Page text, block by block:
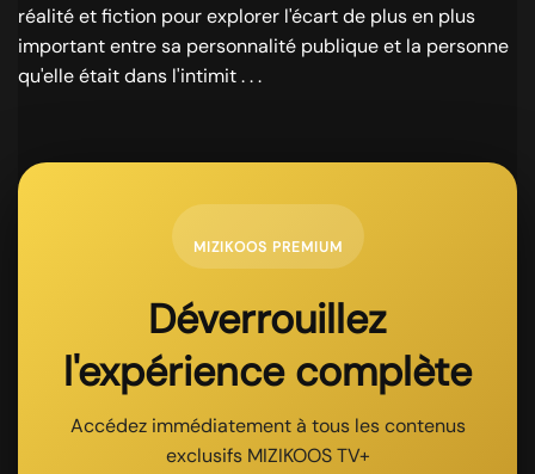
réalité et fiction pour explorer l'écart de plus en plus
important entre sa personnalité publique et la personne
qu'elle était dans l'intimit . . .
MIZIKOOS PREMIUM
Déverrouillez
l'expérience complète
Accédez immédiatement à tous les contenus
exclusifs MIZIKOOS TV+